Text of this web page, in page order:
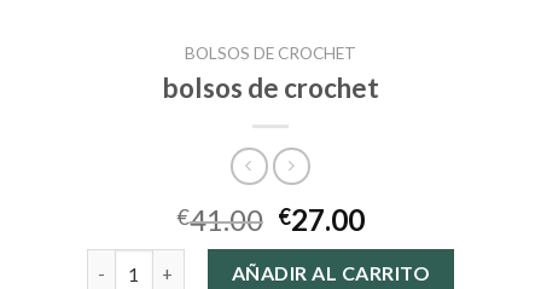
BOLSOS DE CROCHET
bolsos de crochet
€41.00 €27.00
bolsos de crochet cantidadAÑADIR AL CARRITO